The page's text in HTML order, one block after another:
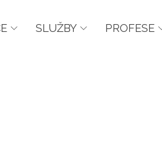
SLUŽBY PROFESE